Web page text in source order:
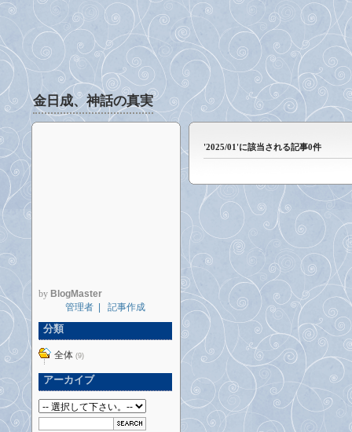
金日成、神話の真実
'2025/01'に該当される記事0件
by BlogMaster
管理者
記事作成
分類
全体 (9)
アーカイブ